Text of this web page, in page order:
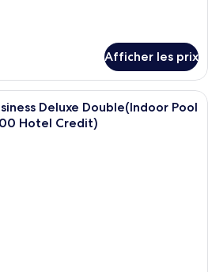
Afficher les prix
Une chambre d’hôtel avec un lit,
Deluxe Double(Indoor Pool
Hotel Credit)